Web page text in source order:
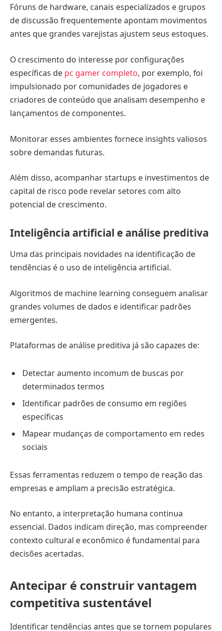
Fóruns de hardware, canais especializados e grupos
de discussão frequentemente apontam movimentos
antes que grandes varejistas ajustem seus estoques.
O crescimento do interesse por configurações
específicas de pc gamer completo, por exemplo, foi
impulsionado por comunidades de jogadores e
criadores de conteúdo que analisam desempenho e
lançamentos de componentes.
Monitorar esses ambientes fornece insights valiosos
sobre demandas futuras.
Além disso, acompanhar startups e investimentos de
capital de risco pode revelar setores com alto
potencial de crescimento.
Inteligência artificial e análise preditiva
Uma das principais novidades na identificação de
tendências é o uso de inteligência artificial.
Algoritmos de machine learning conseguem analisar
grandes volumes de dados e identificar padrões
emergentes.
Plataformas de análise preditiva já são capazes de:
Detectar aumento incomum de buscas por
determinados termos
Identificar padrões de consumo em regiões
específicas
Mapear mudanças de comportamento em redes
sociais
Essas ferramentas reduzem o tempo de reação das
empresas e ampliam a precisão estratégica.
No entanto, a interpretação humana continua
essencial. Dados indicam direção, mas compreender
contexto cultural e econômico é fundamental para
decisões acertadas.
Antecipar é construir vantagem
competitiva sustentável
Identificar tendências antes que se tornem populares